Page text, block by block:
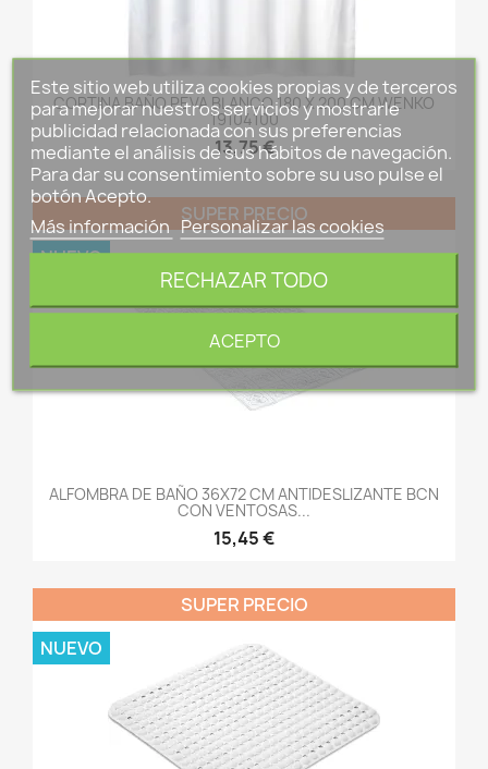
CORTINA BAÑO PEVA BLANCO 180 X 200 CM WENKO
19104100
13,75 €
ALFOMBRA DE BAÑO 36X72 CM ANTIDESLIZANTE BCN
CON VENTOSAS...
15,45 €
SUPER PRECIO
NUEVO
SUPER PRECIO
NUEVO
Este sitio web utiliza cookies propias y de terceros
para mejorar nuestros servicios y mostrarle
publicidad relacionada con sus preferencias
mediante el análisis de sus hábitos de navegación.
Para dar su consentimiento sobre su uso pulse el
botón Acepto.
Más información Personalizar las cookies
RECHAZAR TODO
ACEPTO